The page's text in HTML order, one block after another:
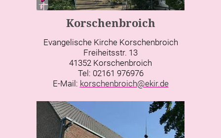
Korschenbroich
Evangelische Kirche Korschenbroich
Freiheitsstr. 13
41352 Korschenbroich
Tel: 02161 976976
E-Mail: korschenbroich@ekir.de